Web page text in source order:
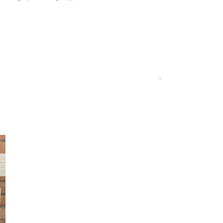
para limpeza, sendo este conjunto revestido